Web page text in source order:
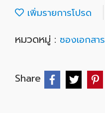
เพิ่มรายการโปรด
หมวดหมู่ : ซองเอกสาร
Share